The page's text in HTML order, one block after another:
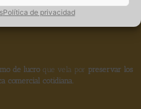
Política de privacidad
de lucroque vela por preservar los
comercial cotidiana.